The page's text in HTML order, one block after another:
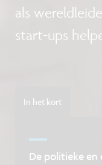
als
start-ups
In het kort
De politieke en